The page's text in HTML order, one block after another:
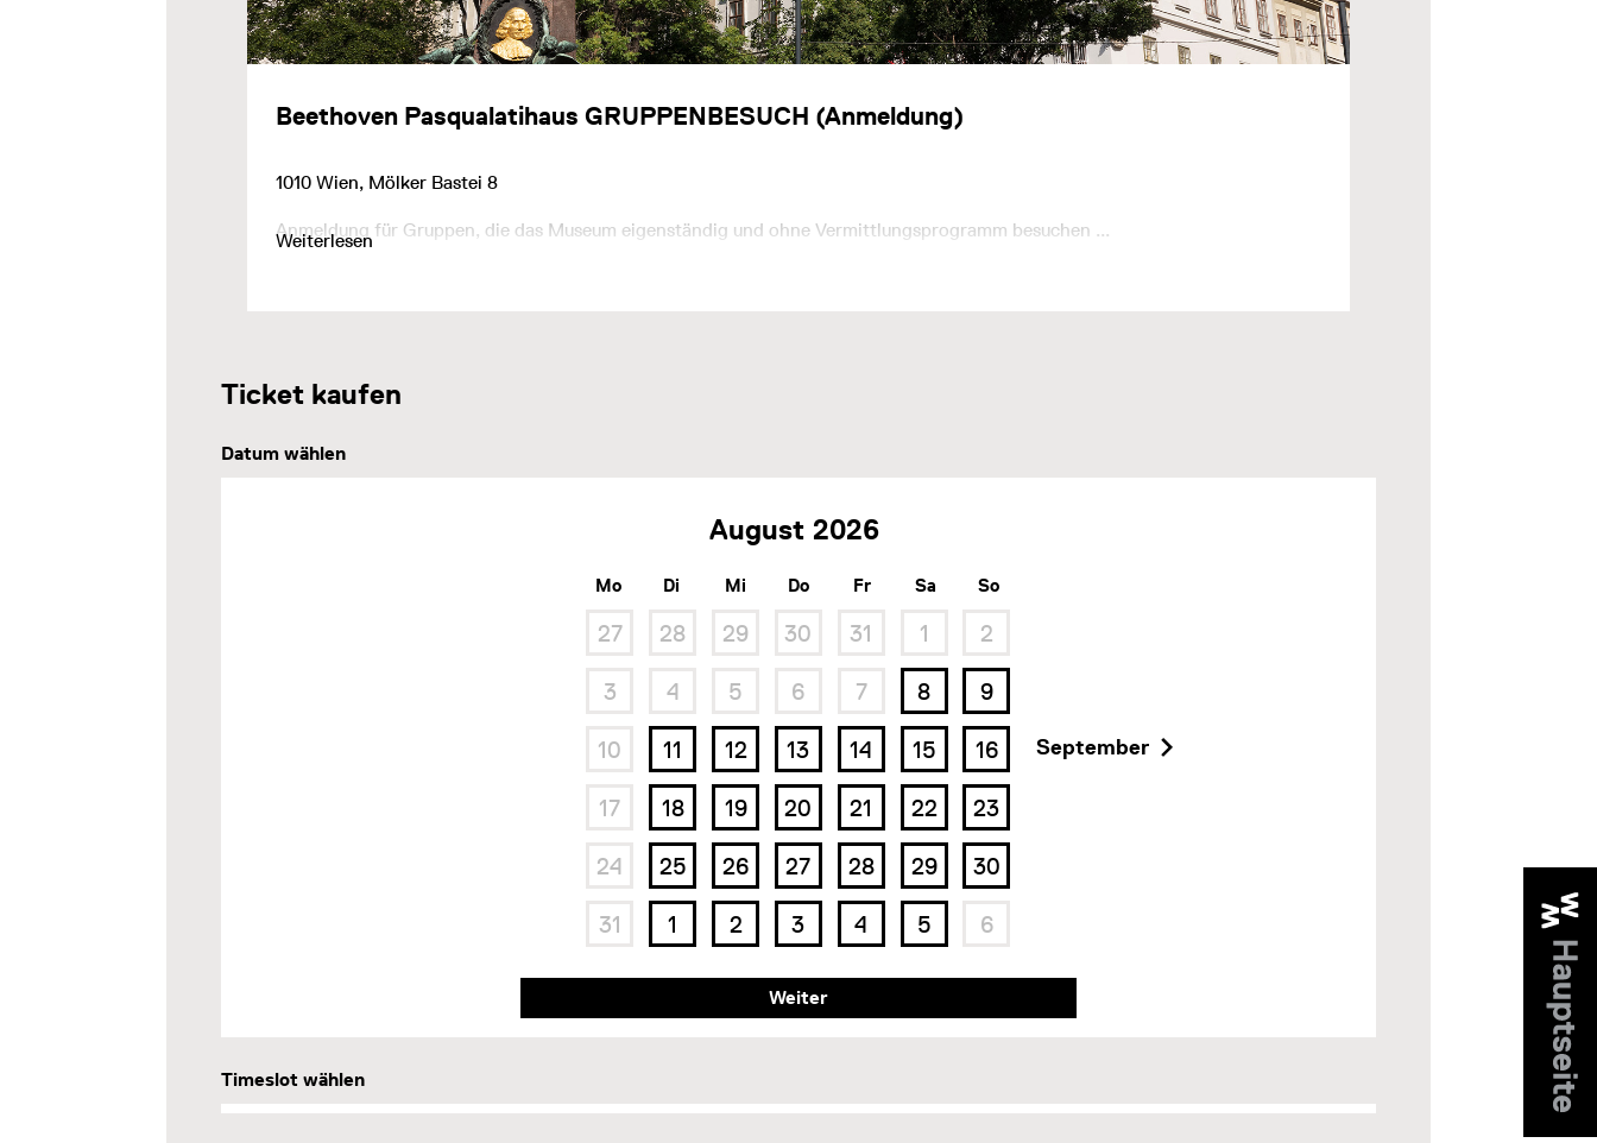
Beethoven Pasqualatihaus GRUPPENBESUCH (Anmeldung)
1010 Wien, Mölker Bastei 8
Anmeldung für Gruppen, die das Museum eigenständig und ohne Vermittlungsprogramm besuchen ...
Weiterlesen
Ticket kaufen
Datum wählen
August
September
Mo Di Mi Do Fr Sa So
27 28 29 30 31 1 2
3 4 5 6 7 8 9
10 11 12 13 14 15 16
17 18 19 20 21 22 23
24 25 26 27 28 29 30
31 1 2 3 4 5 6
Weiter
Timeslot wählen